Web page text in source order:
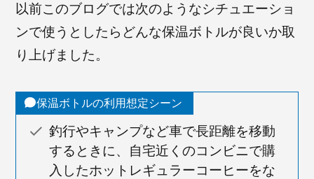
以前このブログでは次のようなシチュエーショ
ンで使うとしたらどんな保温ボトルが良いか取
り上げました。
保温ボトルの利用想定シーン
釣行やキャンプなど車で長距離を移動
するときに、自宅近くのコンビニで購
入したホットレギュラーコーヒーをな